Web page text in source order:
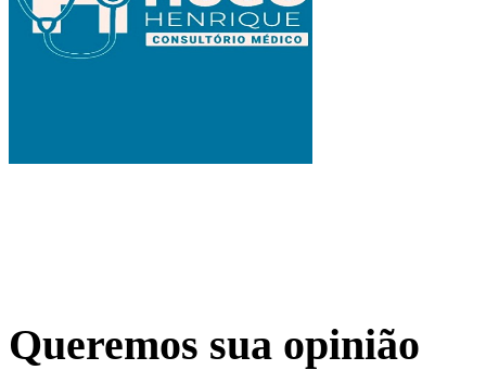
Queremos sua opinião